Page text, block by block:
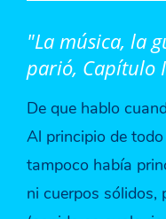
"La música, la
parió, Capítulo
De que hablo
Al principio de
tampoco había
ni cuerpos sólidos,